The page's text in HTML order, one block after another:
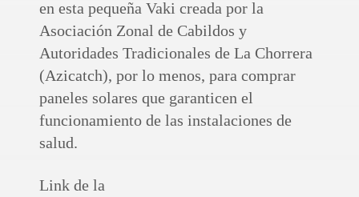
en esta pequeña Vaki creada por la
Asociación Zonal de Cabildos y
Autoridades Tradicionales de La Chorrera
(Azicatch), por lo menos, para comprar
paneles solares que garanticen el
funcionamiento de las instalaciones de
salud.
Link de la